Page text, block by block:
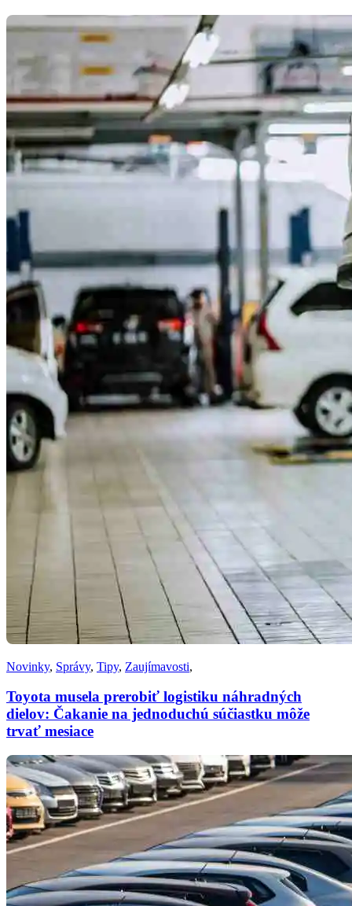
Novinky, Správy, Tipy, Zaujímavosti,
Toyota musela prerobiť logistiku náhradných
dielov: Čakanie na jednoduchú súčiastku môže
trvať mesiace